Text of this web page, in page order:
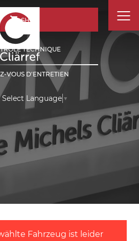
SHOP
TECHNIQUE
VOUS D'ENTRETIEN
Select Language ▼
Fahrzeug ist leider